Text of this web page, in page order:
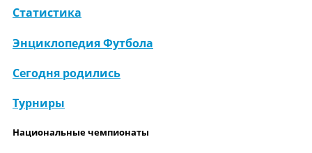
Статистика
Энциклопедия Футбола
Сегодня родились
Турниры
Национальные чемпионаты